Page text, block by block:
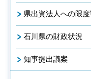
県出資法人への限
石川県の財政状況
知事提出議案